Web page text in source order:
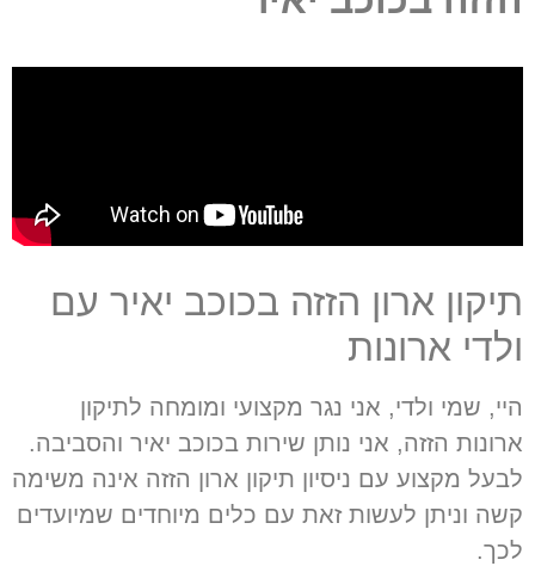
תיקון ארון הזזה בכוכב יאיר עם
ולדי ארונות
היי, שמי ולדי, אני נגר מקצועי ומומחה לתיקון
ארונות הזזה, אני נותן שירות בכוכב יאיר והסביבה.
לבעל מקצוע עם ניסיון תיקון ארון הזזה אינה משימה
קשה וניתן לעשות זאת עם כלים מיוחדים שמיועדים
לכך.